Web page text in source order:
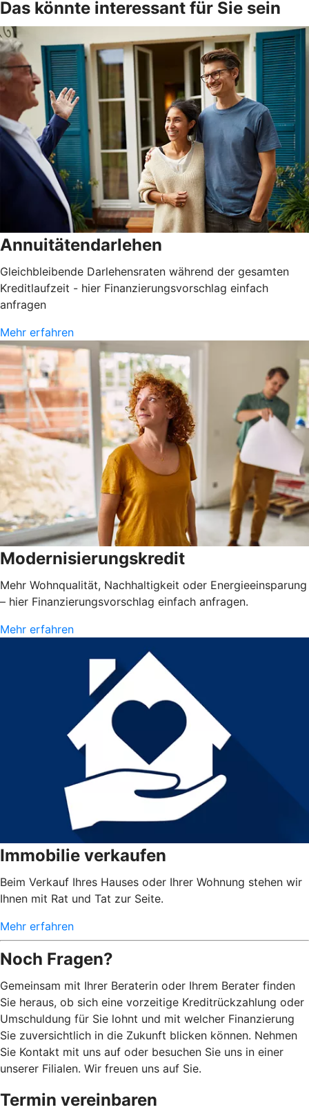
Das könnte interessant für Sie sein
Annuitätendarlehen
Gleichbleibende Darlehensraten während der gesamten
Kreditlaufzeit - hier Finanzierungsvorschlag einfach
anfragen
Mehr erfahren
Modernisierungskredit
Mehr Wohnqualität, Nachhaltigkeit oder Energieeinsparung
– hier Finanzierungsvorschlag einfach anfragen.
Mehr erfahren
Immobilie verkaufen
Beim Verkauf Ihres Hauses oder Ihrer Wohnung stehen wir
Ihnen mit Rat und Tat zur Seite.
Mehr erfahren
Noch Fragen?
Gemeinsam mit Ihrer Beraterin oder Ihrem Berater finden
Sie heraus, ob sich eine vorzeitige Kreditrückzahlung oder
Umschuldung für Sie lohnt und mit welcher Finanzierung
Sie zuversichtlich in die Zukunft blicken können. Nehmen
Sie Kontakt mit uns auf oder besuchen Sie uns in einer
unserer Filialen. Wir freuen uns auf Sie.
Termin vereinbaren